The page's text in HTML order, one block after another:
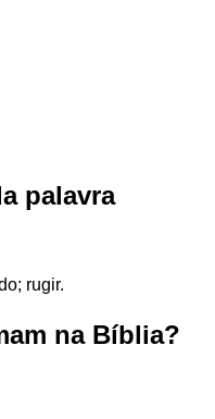
palavra
rugir.
na Bíblia?